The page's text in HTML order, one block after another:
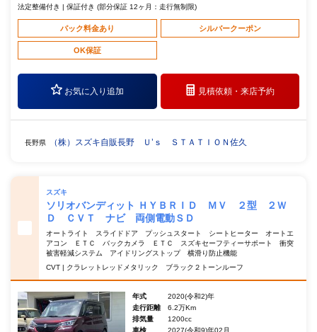
法定整備付き | 保証付き (部分保証 12ヶ月：走行無制限)
パック料金あり シルバークーポン
OK保証
お気に入り追加 見積依頼・来店予約
長野県 （株）スズキ自販長野 Ｕ’ｓ ＳＴＡＴＩＯＮ佐久
スズキ
ソリオバンディット ＨＹＢＲＩＤ ＭＶ ２型 ２Ｗ
Ｄ ＣＶＴ ナビ 両側電動ＳＤ
オートライト スライドドア プッシュスタート シートヒーター オートエ
アコン ＥＴＣ バックカメラ ＥＴＣ スズキセーフティーサポート 衝突
被害軽減システム アイドリングストップ 横滑り防止機能
CVT | クラレットレッドメタリック ブラック２トーンルーフ
年式
2020(令和2)年
走行距離
6.2万Km
排気量
1200cc